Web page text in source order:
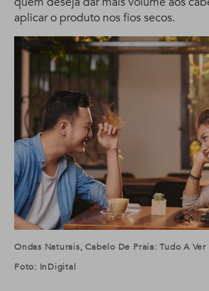
aplicar o produto nos fios secos.
Ondas Naturais, Cabelo De Praia: Tudo A Ver
Foto: InDigital